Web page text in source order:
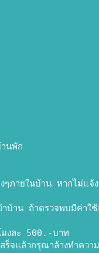
นพัก
ๆภายในบ้าน หากไม่แ
าบ้าน ถ้าตรวจพบมีค่าใ
งละ 500.-บาท
ร็จแล้วกรุณาล้างทำควา